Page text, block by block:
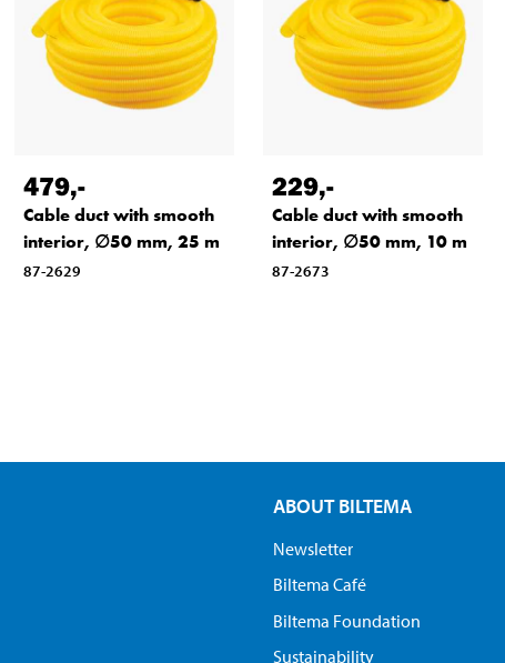
479,-
Cable duct with smooth
interior, ∅50 mm, 25 m
87-2629
229,-
Cable duct with smooth
interior, ∅50 mm, 10 m
87-2673
ABOUT BILTEMA
Newsletter
Biltema Café
Biltema Foundation
Sustainability